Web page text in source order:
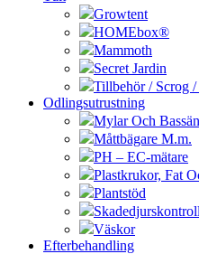
Growtent
HOMEbox®
Mammoth
Secret Jardin
Tillbehör / Scrog
Odlingsutrustning
Mylar Och
Måttbägare M.m.
PH – EC-mätare
Plastkrukor, Fat
Plantstöd
Skadedjurskontroll
Väskor
Efterbehandling